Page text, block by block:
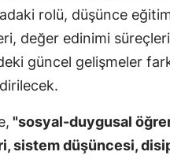
rolü, düşünce
değer edinimi
güncel gelişmeler
"sosyal-duygusal
sistem düşüncesi,